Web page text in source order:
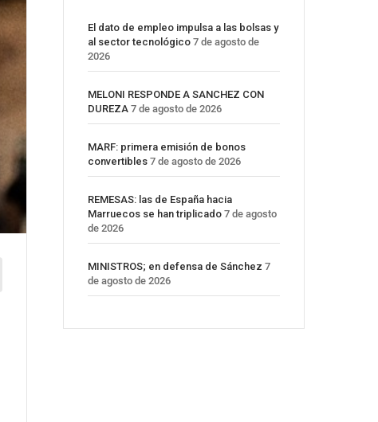
El dato de empleo impulsa a las bolsas y
al sector tecnológico 7 de agosto de
2026
MELONI RESPONDE A SANCHEZ CON
DUREZA 7 de agosto de 2026
MARF: primera emisión de bonos
convertibles 7 de agosto de 2026
REMESAS: las de España hacia
Marruecos se han triplicado 7 de agosto
de 2026
MINISTROS; en defensa de Sánchez 7
de agosto de 2026